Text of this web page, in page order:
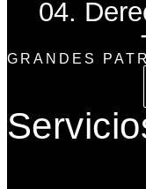
04.
GRANDES